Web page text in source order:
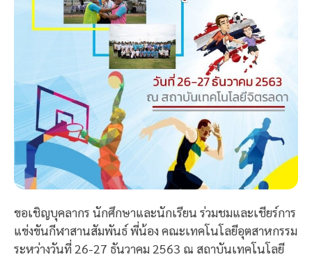
ขอเชิญบุคลากร นักศึกษาและนักเรียน ร่วมชมและเชียร์การ
แข่งขันกีฬาสานสัมพันธ์ พี่น้อง คณะเทคโนโลยีอุตสาหกรรม
ระหว่างวันที่ 26-27 ธันวาคม 2563 ณ สถาบันเทคโนโลยี